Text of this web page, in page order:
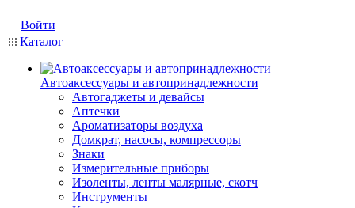
Войти
Каталог
Автоаксессуары и автопринадлежности
Автогаджеты и девайсы
Аптечки
Ароматизаторы воздуха
Домкрат, насосы, компрессоры
Знаки
Измерительные приборы
Изоленты, ленты малярные, скотч
Инструменты